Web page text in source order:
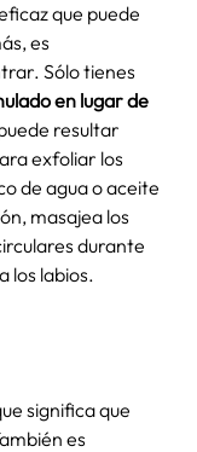
que puede
es
Sólo tienes
en lugar de
resultar
exfoliar los
de agua o aceite
masajea los
durante
los labios.
significa que
es